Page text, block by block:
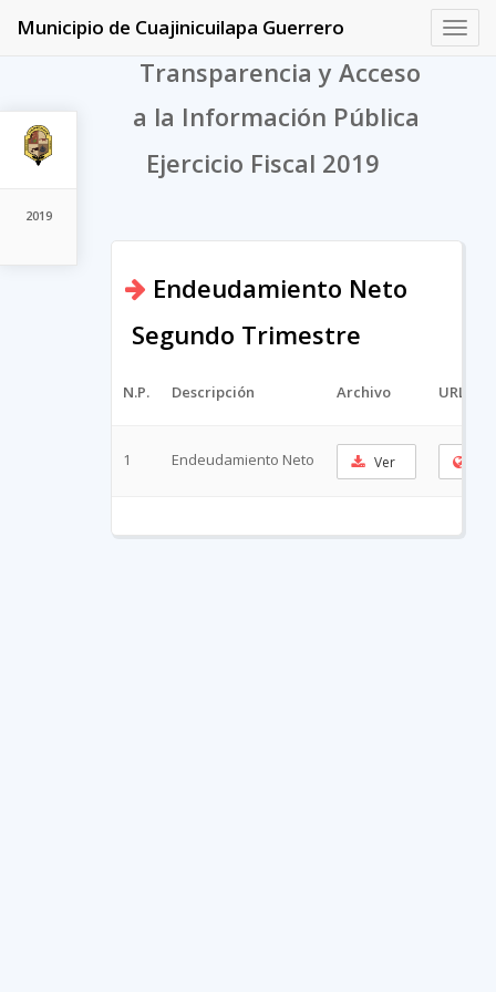
2019
Municipio de Cuajinicuilapa Guerrero
Transparencia y Acceso
a la Información Pública
Ejercicio Fiscal 2019
Endeudamiento Neto
Segundo Trimestre
N.P. Descripción Archivo URL
1 Endeudamiento Neto Ver